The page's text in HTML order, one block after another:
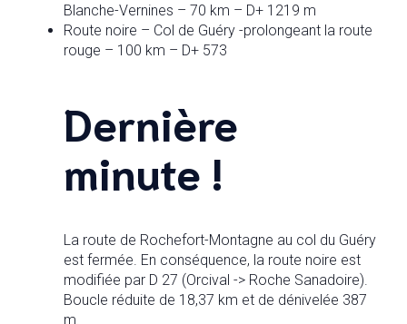
Blanche-Vernines – 70 km – D+ 1219 m
Route noire – Col de Guéry -prolongeant la route
rouge – 100 km – D+ 573
Dernière
minute !
La route de Rochefort-Montagne au col du Guéry
est fermée. En conséquence, la route noire est
modifiée par D 27 (Orcival -> Roche Sanadoire).
Boucle réduite de 18,37 km et de dénivelée 387
m.